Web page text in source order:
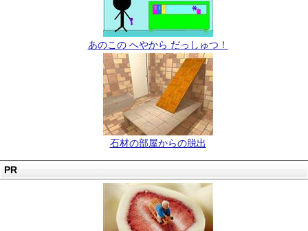
あのこの へやから だっしゅつ！
石材の部屋からの脱出
PR